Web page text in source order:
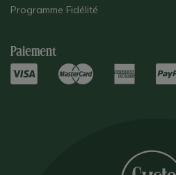
Programme Fidélité
Paiement